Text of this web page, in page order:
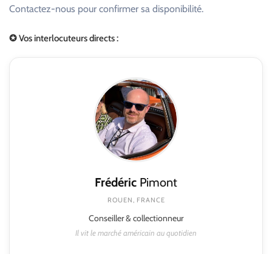
Contactez-nous pour confirmer sa disponibilité.
✪ Vos interlocuteurs directs :
Frédéric Pimont
ROUEN, FRANCE
Conseiller & collectionneur
Il vit le marché américain au quotidien